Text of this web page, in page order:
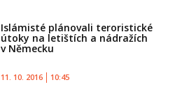
Islámisté plánovali teroristické
útoky na letištích a nádražích
v Německu
11. 10. 2016 10:45